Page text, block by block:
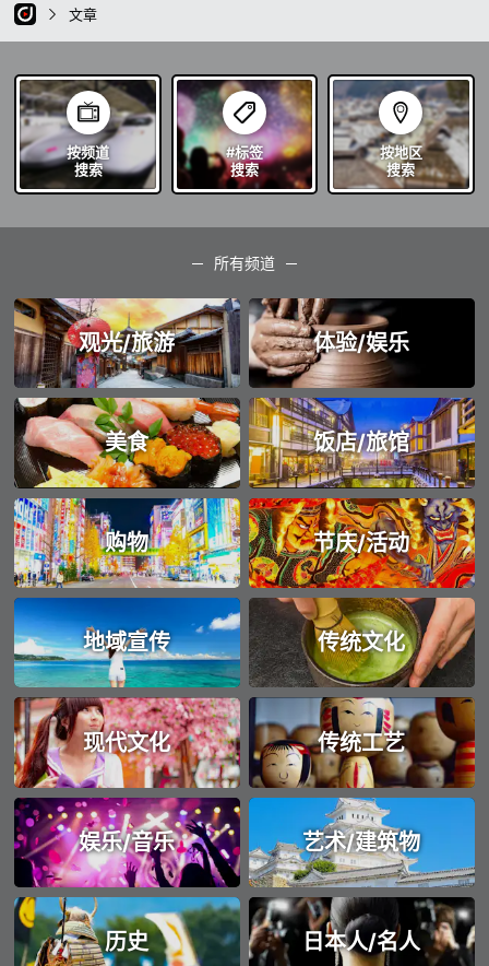
文章
按频道
搜索
#标签
搜索
按地区
搜索
所有频道
观光/旅游 体验/娱乐
美食 饭店/旅馆
购物 节庆/活动
地域宣传 传统文化
现代文化 传统工艺
娱乐/音乐 艺术/建筑物
历史 日本人/名人